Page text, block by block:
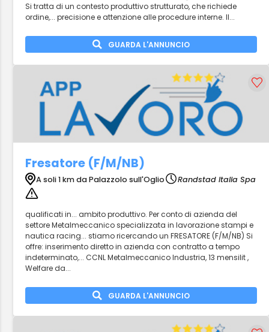
Si tratta di un contesto produttivo strutturato, che richiede
ordine,... precisione e attenzione alle procedure interne. Il...
GUARDA L'ANNUNCIO
Fresatore (F/M/NB)
A soli 1 km da Palazzolo sull'Oglio Randstad Italia Spa
qualificati in... ambito produttivo. Per conto di azienda del
settore Metalmeccanico specializzata in lavorazione stampi e
nautica racing... stiamo ricercando un FRESATORE (F/M/NB) Si
offre: inserimento diretto in azienda con contratto a tempo
indeterminato,... CCNL Metalmeccanico Industria, 13 mensilit ,
Welfare da...
GUARDA L'ANNUNCIO